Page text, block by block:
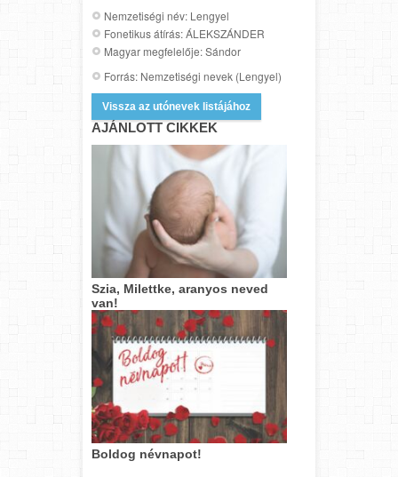
Nemzetiségi név: Lengyel
Fonetikus átírás: ÁLEKSZÁNDER
Magyar megfelelője: Sándor
Forrás: Nemzetiségi nevek (Lengyel)
Vissza az utónevek listájához
AJÁNLOTT CIKKEK
Szia, Milettke, aranyos neved
van!
Boldog névnapot!